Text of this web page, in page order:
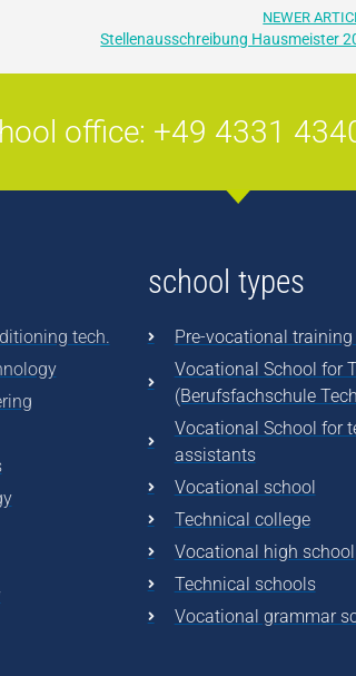
NEWER
Stellenausschreibung Hausmeister
office: +49 4331
tech.
school types
Pre-vocational
Vocational School for
(Berufsfachschule
Vocational School for
assistants
Vocational school
Technical college
Vocational high school
Technical schools
Vocational grammar